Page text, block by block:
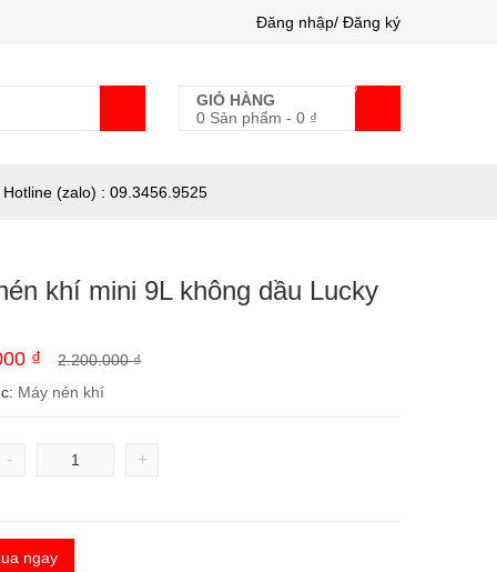
Đăng nhập/ Đăng ký
GIỎ HÀNG
0 Sản phẩm - 0 ₫
0
Hotline (zalo) : 09.3456.9525
khí mini 9L không dầu Lucky
2.200.000₫
₫
Máy nén khí
- +
ngay